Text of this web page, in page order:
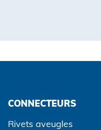
CONNECTEURS
Rivets aveugles